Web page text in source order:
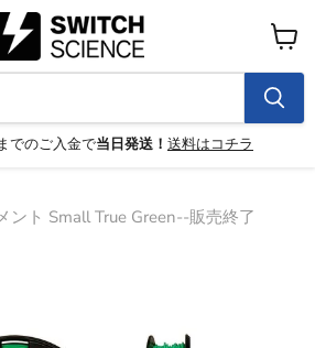
でのご入金で当日発送！ 送料はコチラ
カ
ー
ト
を
見
ント Small True Green--販売終了